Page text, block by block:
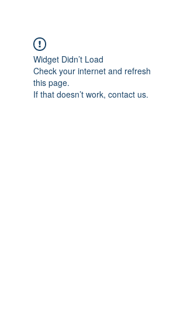
Widget Didn’t Load
Check your internet and refresh
this page.
If that doesn’t work, contact us.